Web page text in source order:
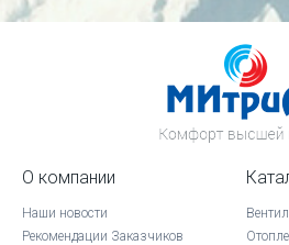
О компании
Наши новости
Рекомендации Заказчиков